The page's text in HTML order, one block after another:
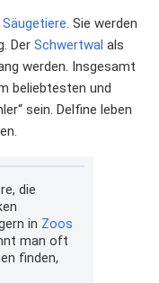
Säugetiere. Sie werden
Der Schwertwal als
werden. Insgesamt
beliebtesten und
sein. Delfine leben
die
in Zoos
man oft
finden,